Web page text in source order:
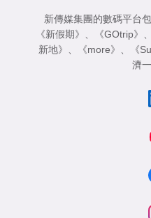
新傳媒集團的數碼平台
《新假期》
《GOtrip》
新地》
《more》 《
濟一